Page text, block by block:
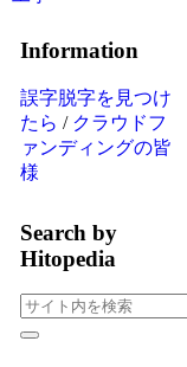
Information
誤字脱字を見つけ
たら / クラウドフ
ァンディングの皆
様
Search by
Hitopedia